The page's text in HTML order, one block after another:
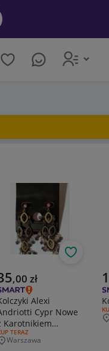
cena
,00 zł
Alexi
Cypr Nowe
Karotnikiem
OFERTY:
TERAZ
Warszawa
Obserwuj